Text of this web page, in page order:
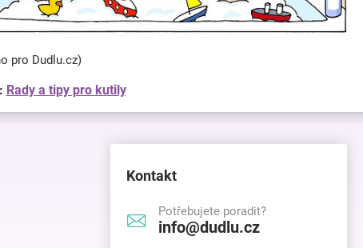
pro Dudlu.cz)
Rady a tipy pro kutily
Kontakt
Potřebujete poradit?
info@dudlu.cz